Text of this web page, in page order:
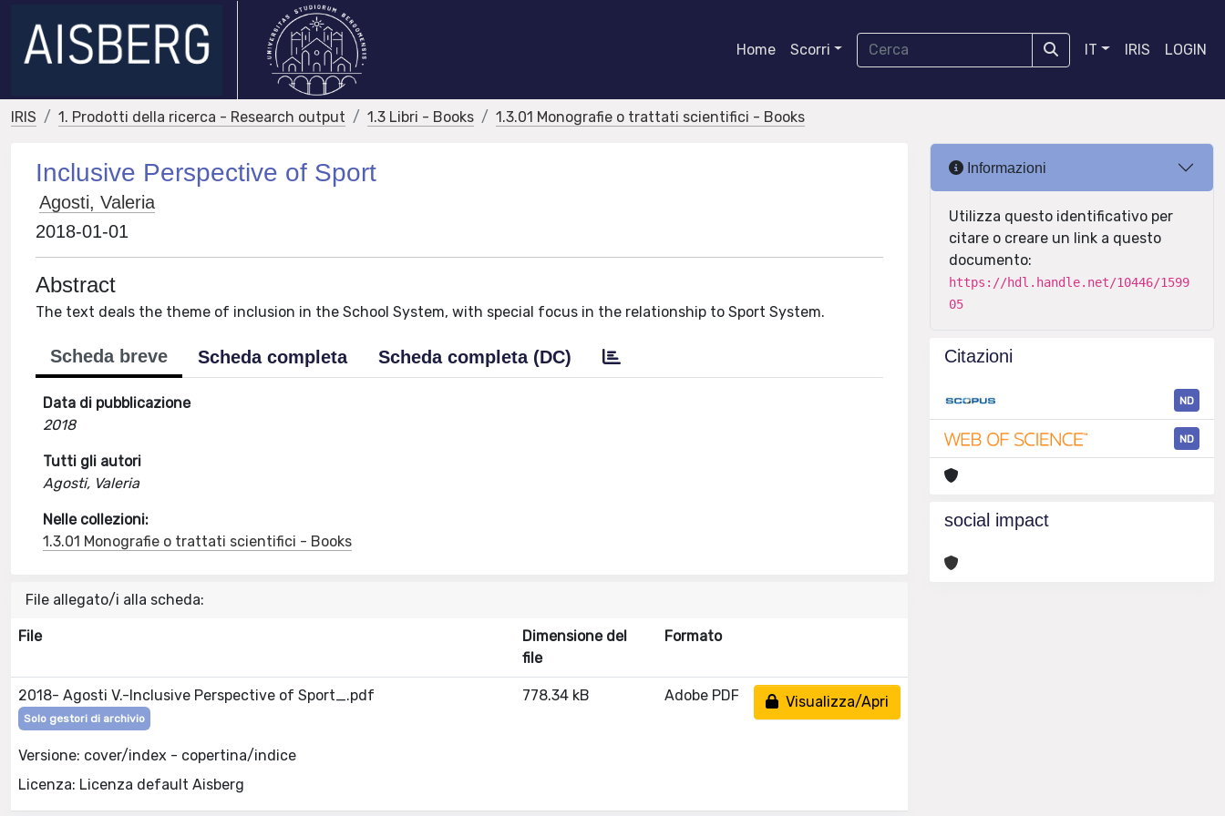
Home Scorri IT IRIS LOGIN
IRIS 1. Prodotti della ricerca - Research output 1.3 Libri - Books 1.3.01 Monografie o trattati scientifici - Books
Inclusive Perspective of Sport
Agosti, Valeria
2018-01-01
Abstract
The text deals the theme of inclusion in the School System, with special focus in the relationship to Sport System.
Scheda breve Scheda completa Scheda completa (DC)
Data di pubblicazione
2018
Tutti gli autori
Agosti, Valeria
Nelle collezioni:
1.3.01 Monografie o trattati scientifici - Books
File allegato/i alla scheda:
File
Dimensione del
file
Formato
2018- Agosti V.-Inclusive Perspective of Sport_.pdf
Solo gestori di archivio
Versione: cover/index - copertina/indice
Licenza: Licenza default Aisberg
778.34 kB Adobe PDF Visualizza/Apri
Informazioni
Utilizza questo identificativo per
citare o creare un link a questo
documento:
https://hdl.handle.net/10446/1599
05
Citazioni
ND
ND
social impact